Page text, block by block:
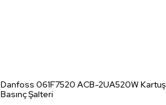
Danfoss 061F7520 ACB-2UA520W Kartuş
Basınç Şalteri